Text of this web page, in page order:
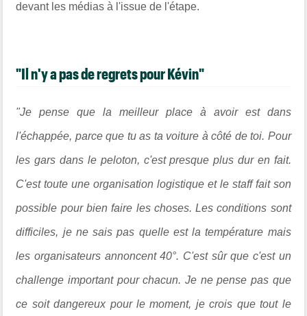
devant les médias à l'issue de l'étape.
"Il n'y a pas de regrets pour Kévin"
"Je pense que la meilleur place à avoir est dans
l'échappée, parce que tu as ta voiture à côté de toi. Pour
les gars dans le peloton, c'est presque plus dur en fait.
C'est toute une organisation logistique et le staff fait son
possible pour bien faire les choses. Les conditions sont
difficiles, je ne sais pas quelle est la température mais
les organisateurs annoncent 40°. C'est sûr que c'est un
challenge important pour chacun. Je ne pense pas que
ce soit dangereux pour le moment, je crois que tout le